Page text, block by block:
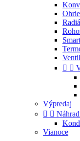
 
Výpredaj
 
Vianoce